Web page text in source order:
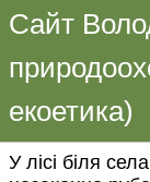
Сайт
екоетика)
У лісі біля